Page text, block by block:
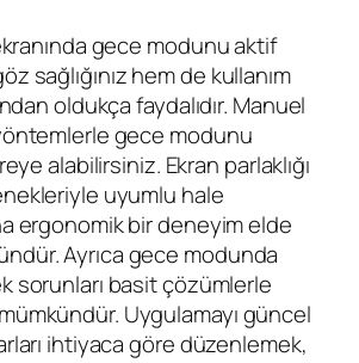
gece modunu aktif
sağlığınız hem de kullanım
oldukça faydalıdır. Manuel
gece modunu
alabilirsiniz. Ekran parlaklığı
uyumlu hale
ergonomik bir deneyim elde
Ayrıca gece modunda
sorunları basit çözümlerle
Uygulamayı güncel
ihtiyaca göre düzenlemek,